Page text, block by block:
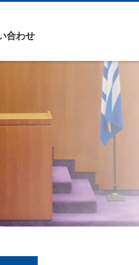
合わせ